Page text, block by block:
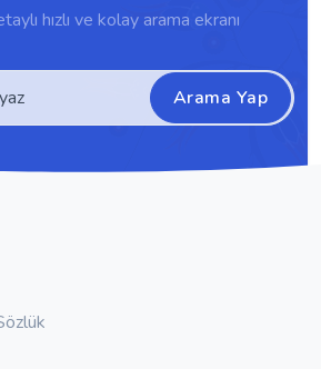
hızlı ve kolay arama ekranı
Arama Yap